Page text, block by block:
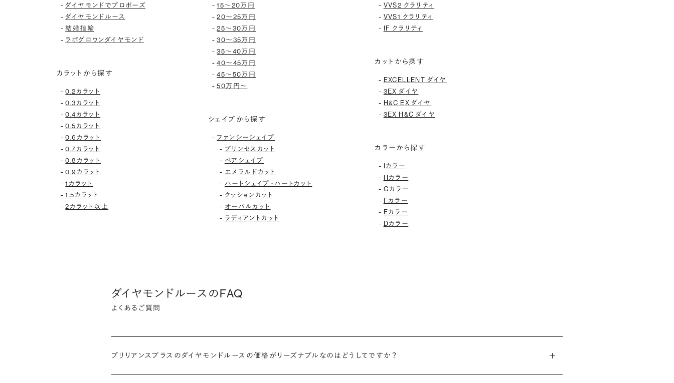
-ダイヤモンドでプロポーズ
-ダイヤモンドルース
-結婚指輪
- ラボグロウンダイヤモンド
カラットから探す
-0.2カラット
-0.3カラット
-0.4カラット
-0.5カラット
-0.6カラット
-0.7カラット
-0.8カラット
-0.9カラット
-1カラット
-1.5カラット
-2カラット以上
-15〜20万円
-20〜25万円
-25〜30万円
-30〜35万円
-35〜40万円
-40〜45万円
-45〜50万円
-50万円〜
シェイプから探す
- ファンシーシェイプ
- プリンセスカット
- ペアシェイプ
- エメラルドカット
- ハートシェイプ・ハートカット
- クッションカット
- オーバルカット
- ラディアントカット
- VVS2 クラリティ
- VVS1 クラリティ
- IF クラリティ
カットから探す
- EXCELLENT ダイヤ
- 3EX ダイヤ
- H&C EX ダイヤ
- 3EX H&C ダイヤ
カラーから探す
- Iカラー
- Hカラー
- Gカラー
- Fカラー
- Eカラー
- Dカラー
ダイヤモンドルースのFAQ
よくあるご質問
ブリリアンスプラスのダイヤモンドルースの価格がリーズナブルなのはどうしてですか？